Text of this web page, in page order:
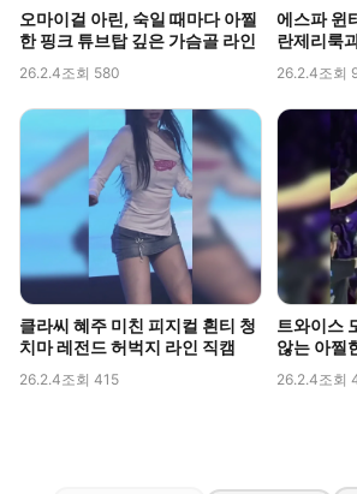
오마이걸 아린, 숙일 때마다 아찔
한 핑크 튜브탑 깊은 가슴골 라인
26.2.4조회 580
에스파 윈
란제리룩
26.2.4조회
클라씨 혜주 미친 피지컬 흰티 청
치마 레전드 허벅지 라인 직캠
26.2.4조회 415
트와이스
않는 아찔
26.2.4조회